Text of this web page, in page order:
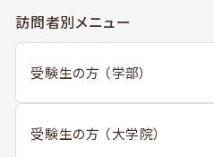
訪問者別メニュー
受験生の方 （学部）
受験生の方 （大学院）